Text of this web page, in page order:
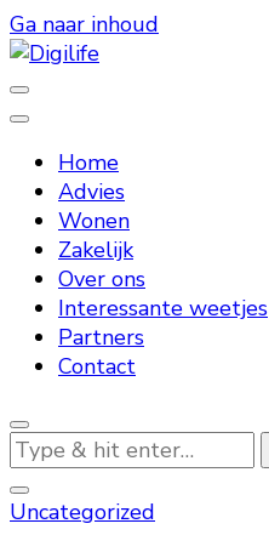
Ga naar inhoud
Digilife
Home
Advies
Wonen
Zakelijk
Over ons
Interessante weetjes
Partners
Contact
Op
zoek
naar
Uncategorized